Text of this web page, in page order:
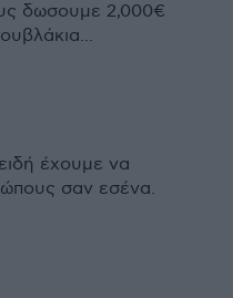
δωσουμε 2,000€
έχουμε να
σαν εσένα.